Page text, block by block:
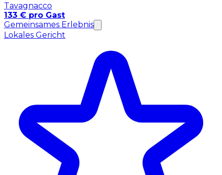
Tavagnacco
133 € pro Gast
Gemeinsames Erlebnis
Lokales Gericht